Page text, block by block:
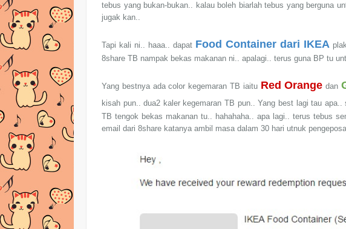
tebus yang bukan-bukan.. kalau boleh biarlah tebus yang berguna
jugak kan..
Tapi kali ni.. haaa.. dapat Food Container dari IKEA
8share TB nampak bekas makanan ni.. apalagi.. terus guna BP tu
Yang bestnya ada color kegemaran TB iaitu Red Orange dan
kisah pun.. dua2 kaler kegemaran TB pun.. Yang best lagi tau apa..
TB tengok bekas makanan tu.. hahahaha.. apa lagi.. terus tebus
email dari 8share katanya ambil masa dalam 30 hari utnuk